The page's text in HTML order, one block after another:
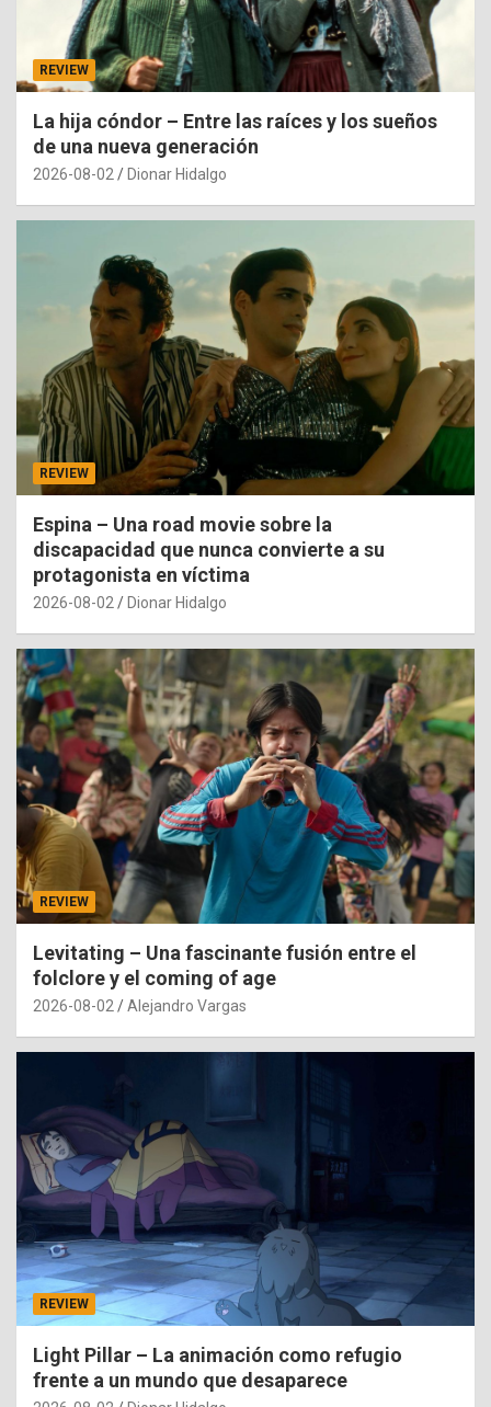
REVIEW
La hija cóndor – Entre las raíces y los sueños
de una nueva generación
2026-08-02 Dionar Hidalgo
REVIEW
Espina – Una road movie sobre la
discapacidad que nunca convierte a su
protagonista en víctima
2026-08-02 Dionar Hidalgo
REVIEW
Levitating – Una fascinante fusión entre el
folclore y el coming of age
2026-08-02 Alejandro Vargas
REVIEW
Light Pillar – La animación como refugio
frente a un mundo que desaparece